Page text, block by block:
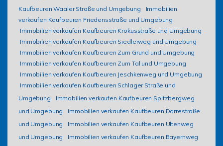
Kaufbeuren Waaler Straße und Umgebung
Immobilien
verkaufen Kaufbeuren Friedensstraße und Umgebung
Immobilien verkaufen Kaufbeuren Krokusstraße und Umgebung
Immobilien verkaufen Kaufbeuren Siedlerweg und Umgebung
Immobilien verkaufen Kaufbeuren Zum Grund und Umgebung
Immobilien verkaufen Kaufbeuren Zum Tal und Umgebung
Immobilien verkaufen Kaufbeuren Jeschkenweg und Umgebung
Immobilien verkaufen Kaufbeuren Schlager Straße und
Umgebung
Immobilien verkaufen Kaufbeuren Spitzbergweg
und Umgebung
Immobilien verkaufen Kaufbeuren Darrestraße
und Umgebung
Immobilien verkaufen Kaufbeuren Ultenweg
und Umgebung
Immobilien verkaufen Kaufbeuren Bayernweg